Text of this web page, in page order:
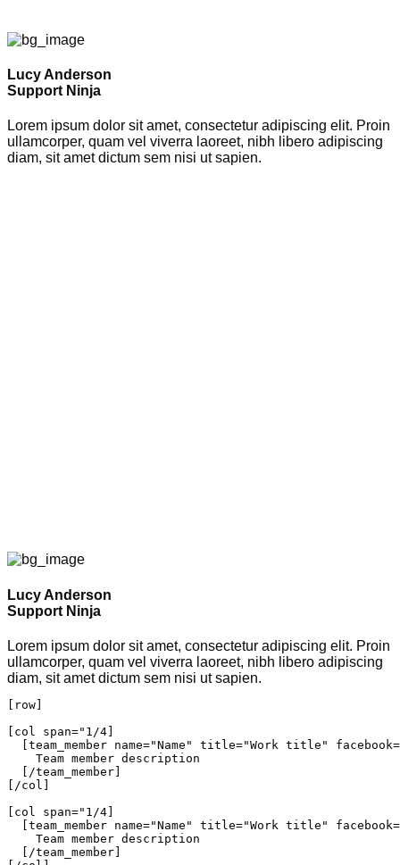
Lucy Anderson
Support Ninja
Lorem ipsum dolor sit amet, consectetur adipiscing elit. Proin
ullamcorper, quam vel viverra laoreet, nibh libero adipiscing
diam, sit amet dictum sem nisi ut sapien.
Lucy Anderson
Support Ninja
Lorem ipsum dolor sit amet, consectetur adipiscing elit. Proin
ullamcorper, quam vel viverra laoreet, nibh libero adipiscing
diam, sit amet dictum sem nisi ut sapien.
[row]
[col span="1/4]
[team_member name="Name" title="Work title"
    Team member description
  [/team_member]
[/col]
[col span="1/4]
[team_member name="Name" title="Work title"
    Team member description
  [/team_member]